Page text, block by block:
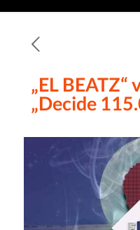
„EL
„Decide